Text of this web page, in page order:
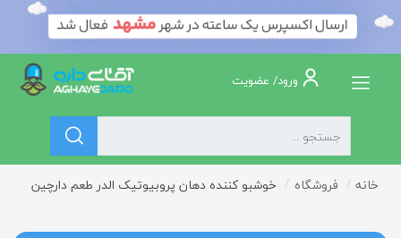
ورود/ عضویت
خانه فروشگاه خوشبو کننده دهان پروبیوتیک الدر طعم دارچین